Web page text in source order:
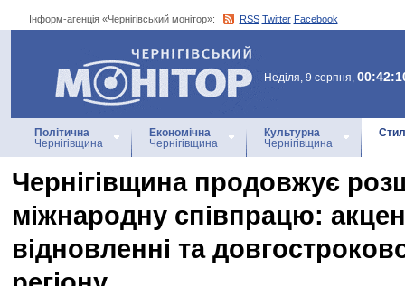
Інформ-агенція «Чернігівський монітор»: RSS Twitter Facebook
Інформ-агенція
«Чернігівський монітор»
Неділя, 9 серпня,
Політична
Чернігівщина
Економічна
Чернігівщина
Культурна
Чернігівщина
Чернігівщина продовжує
міжнародну співпрацю:
відновленні та